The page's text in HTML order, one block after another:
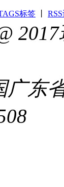
标签
广东